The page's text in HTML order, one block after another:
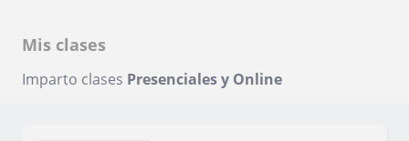
Mis clases
Imparto clases Presenciales y Online